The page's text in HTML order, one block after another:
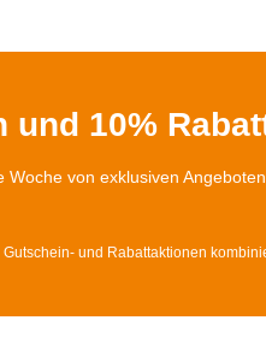
10%
von exklusiven Angeboten.
und Rabattaktionen